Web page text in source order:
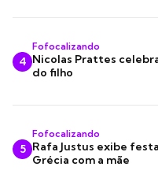
4
Fofocalizando
Nicolas Prattes
do filho
5
Fofocalizando
Rafa Justus exibe
Grécia com a mãe